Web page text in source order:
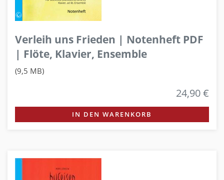
Verleih uns Frieden | Notenheft PDF
| Flöte, Klavier, Ensemble
(9,5 MB)
24,90 €
IN DEN WARENKORB